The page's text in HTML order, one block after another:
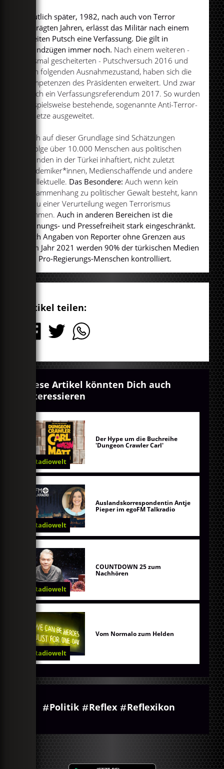
Deutlich später, 1982, nach auch von Terror
geprägten Jahren, erlässt das Militär nach einem
zweiten Putsch eine Verfassung. Die gilt in
Grundzügen immer noch. Nach einem weiteren -
diesmal gescheiterten - Putschversuch 2016 und
dem folgenden Ausnahmezustand, haben sich die
Kompetenzen des Präsidenten erweitert. Und zwar
durch ein Verfassungsreferendum 2017. So wurden
beispielsweise bestehende, sogenannte Anti-Terror-
Gesetze ausgeweitet.
Auch auf dieser Grundlage sind Schätzungen
zufolge über 10.000 Menschen aus politischen
Gründen in der Türkei inhaftiert, nicht zuletzt
Akademiker*innen, Medienschaffende und andere
Intellektuelle. Das Besondere: Auch wenn kein
Zusammenhang zu politischer Gewalt besteht, kann
es zu einer Verurteilung wegen Terrorismus
kommen. Auch in anderen Bereichen ist die
Meinungs- und Pressefreiheit stark eingeschränkt.
Nach Angaben von Reporter ohne Grenzen aus
dem Jahr 2021 werden 90% der türkischen Medien
von Pro-Regierungs-Menschen kontrolliert.
Artikel teilen:
Diese Artikel könnten Dich auch
interessieren
Radiowelt
Der Hype um die Buchreihe
'Dungeon Crawler Carl'
Radiowelt
Auslandskorrespondentin Antje
Pieper im egoFM Talkradio
Radiowelt
COUNTDOWN 25 zum
Nachhören
Radiowelt
Vom Normalo zum Helden
Politik Reflex Reflexikon